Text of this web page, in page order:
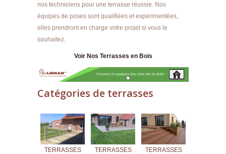
nos techniciens pour une terrasse réussie. Nos
équipes de poses sont qualifiées et expérimentées,
elles prendront en charge votre projet si vous le
souhaitez.
Voir Nos Terrasses en Bois
Catégories de terrasses
TERRASSES
TERRASSES
TERRASSES